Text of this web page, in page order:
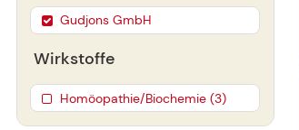
Gudjons GmbH
Wirkstoffe
Homöopathie/Biochemie (3)